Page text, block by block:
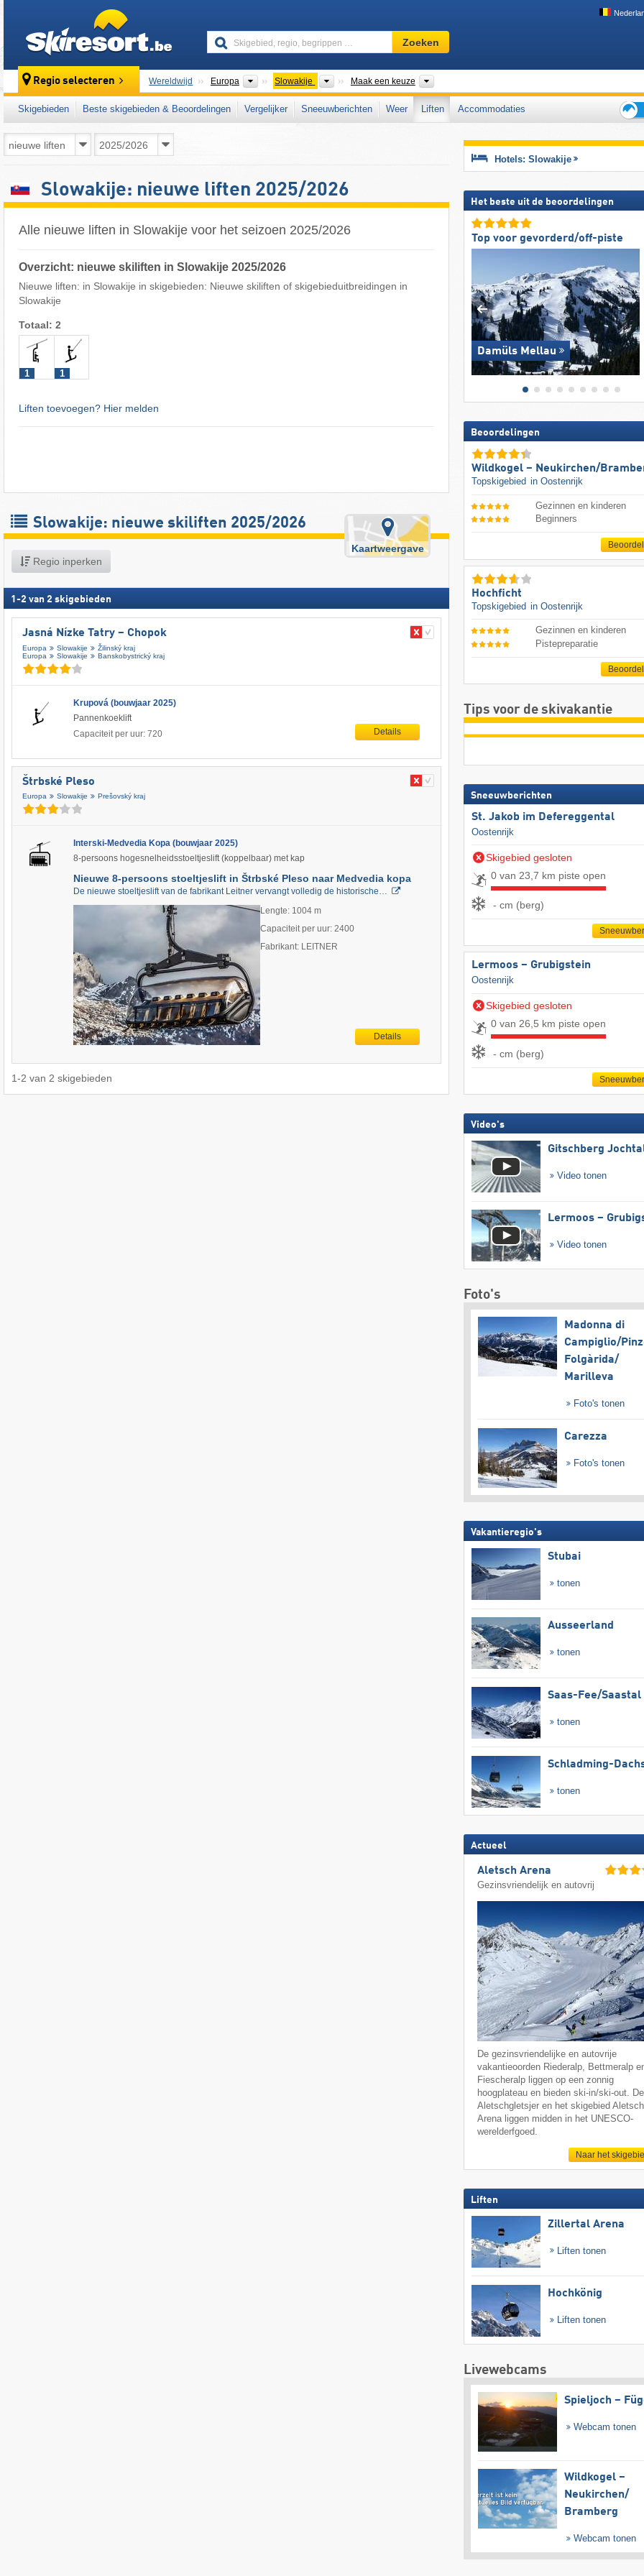
Skigebied,
regio,
…
Zoeken
Regio selecteren Wereldwijd Europa Continenten
Slowakije LandenMaak een keuze
Skigebieden Beste skigebieden & Beoordelingen Vergelijker Sneeuwberichten Weer Liften
Accommodaties
voor
Slowakije: nieuwe liften 2025/2026
Alle nieuwe liften in Slowakije voor het seizoen 2025/2026
Overzicht: nieuwe skiliften in Slowakije 2025/2026
Nieuwe liften: in Slowakije in skigebieden: Nieuwe skiliften of skigebieduitbreidingen in
Slowakije
Totaal: 2
1 1
Liften toevoegen? Hier melden
Slowakije: nieuwe skiliften 2025/2026
Regio inperken
Kaartweergave
1 -2 van 2 skigebieden
Jasná Nízke Tatry – Chopok
Europa Slowakije
Žilinský kraj
Europa
Slowakije Banskobystrický kraj
Krupová (bouwjaar 2025)
Pannenkoeklift
Capaciteit per uur: 720
Details
Štrbské Pleso
Europa Slowakije Prešovský kraj
Interski-Medvedia Kopa (bouwjaar 2025)
8-persoons hogesnelheidsstoeltjeslift (koppelbaar) met kap
Nieuwe 8-persoons stoeltjeslift in Štrbské Pleso naar Medvedia kopa
De nieuwe stoeltjeslift van de fabrikant Leitner vervangt volledig de historische…
Lengte: 1004 m
Capaciteit per uur: 2400
Fabrikant: LEITNER
Details
1-2 van 2 skigebieden
Hotels: Slowakije
Het beste uit de beoordelingen
Top voor gevorderd/off-piste
Damüls Mellau
Beoordelingen
Wildkogel – Neukirchen/​
Topskigebied in Oostenrijk
Gezinnen en kinderen
Beginners
Hochficht
Topskigebied in Oostenrijk
Gezinnen en kinderen
Pistepreparatie
Tips voor de skivakantie
Sneeuwberichten
St. Jakob im Defereggental
Oostenrijk
Skigebied gesloten
0 van 23,7 km piste open
- cm (berg)
Lermoos – Grubigstein
Oostenrijk
Skigebied gesloten
0 van 26,5 km piste open
- cm (berg)
Video's
Gitschberg
Video tonen
Lermoos –
Video tonen
Foto's
Madonna di
Campiglio/​
Folgàrida/​
Marilleva
Foto's tonen
Carezza
Foto's tonen
Vakantieregio's
Stubai
tonen
Ausseerland
tonen
Saas-Fee/​Saastal
tonen
Schladming-
tonen
Actueel
Aletsch Arena
Gezinsvriendelijk en autovrij
De gezinsvriendelijke en autovrije
vakantieoorden Riederalp, Bettmeralp
Fiescheralp liggen op een zonnig
hoogplateau en bieden ski-in/ski-out. De
Aletschgletsjer en het skigebied Aletsch
Arena liggen midden in het UNESCO-
werelderfgoed.
Naar het
Liften
Zillertal Arena
Liften tonen
Hochkönig
Liften tonen
Livewebcams
Spieljoch –
Webcam tonen
Wildkogel –
Neukirchen/​
Bramberg
Webcam tonen